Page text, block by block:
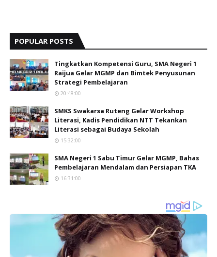
POPULAR POSTS
Tingkatkan Kompetensi Guru, SMA Negeri 1
Raijua Gelar MGMP dan Bimtek Penyusunan
Strategi Pembelajaran
20:48:00
SMKS Swakarsa Ruteng Gelar Workshop
Literasi, Kadis Pendidikan NTT Tekankan
Literasi sebagai Budaya Sekolah
15:32:00
SMA Negeri 1 Sabu Timur Gelar MGMP, Bahas
Pembelajaran Mendalam dan Persiapan TKA
16:31:00